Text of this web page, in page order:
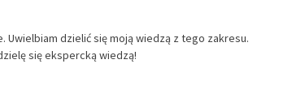
dzielić się moją wiedzą z tego zakresu.
się ekspercką wiedzą!